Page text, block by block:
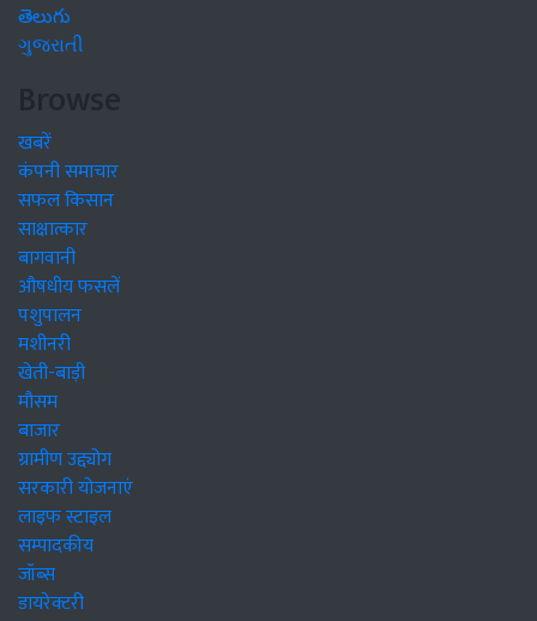
తెలుగు
ગુજરાતી
Browse
खबरें
कंपनी समाचार
सफल किसान
साक्षात्कार
बागवानी
औषधीय फसलें
पशुपालन
मशीनरी
खेती-बाड़ी
मौसम
बाजार
ग्रामीण उद्द्योग
सरकारी योजनाएं
लाइफ स्टाइल
सम्पादकीय
जॉब्स
डायरेक्टरी